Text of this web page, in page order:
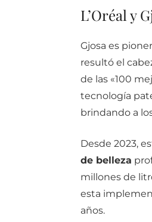
L’Oréal y
Gjosa es
resultó el
de las «100
tecnología
brindando a
Desde 2023,
de belleza
millones de
esta
años.